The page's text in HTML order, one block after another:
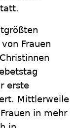
Frauen
erste
Mittlerweile
in mehr